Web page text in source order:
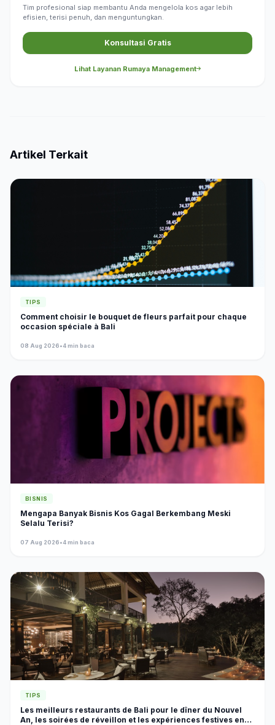
Tim profesional siap membantu Anda mengelola kos agar lebih
efisien, terisi penuh, dan menguntungkan.
Konsultasi Gratis
Lihat Layanan Rumaya Management
Artikel Terkait
TIPS
Comment choisir le bouquet de fleurs parfait pour chaque
occasion spéciale à Bali
08 Aug 2026•4 min baca
BISNIS
Mengapa Banyak Bisnis Kos Gagal Berkembang Meski
Selalu Terisi?
07 Aug 2026•4 min baca
TIPS
Les meilleurs restaurants de Bali pour le dîner du Nouvel
An, les soirées de réveillon et les expériences festives en